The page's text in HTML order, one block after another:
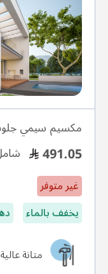
مكسيم سيمي
491.05
غير متوفر
يخفف بالماء
متانة عالية